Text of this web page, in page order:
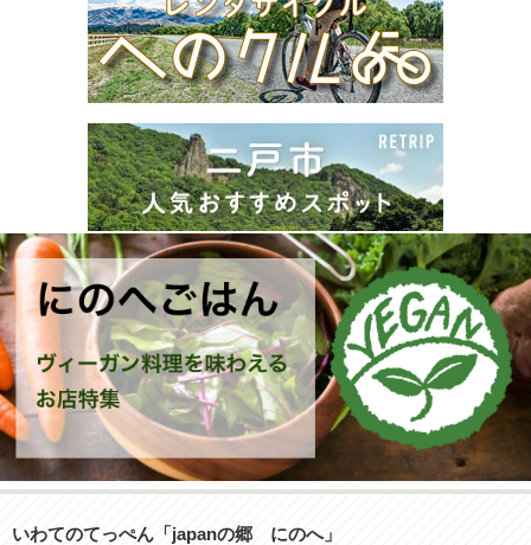
いわてのてっぺん「japanの郷 にのへ」